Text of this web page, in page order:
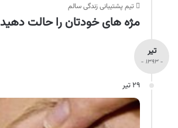
تیم پشتیبانی زندگی سالم
مژه های خودتان را حالت دهید
تیر
- ۱۳۹۳ -
۲۹ تیر